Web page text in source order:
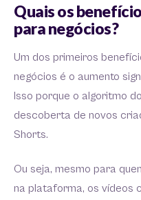
Quais os
para negócios?
Um dos primeiros
negócios é o aumento
Isso porque o algoritmo
descoberta de novos
Shorts.
Ou seja, mesmo para
na plataforma, os vídeos